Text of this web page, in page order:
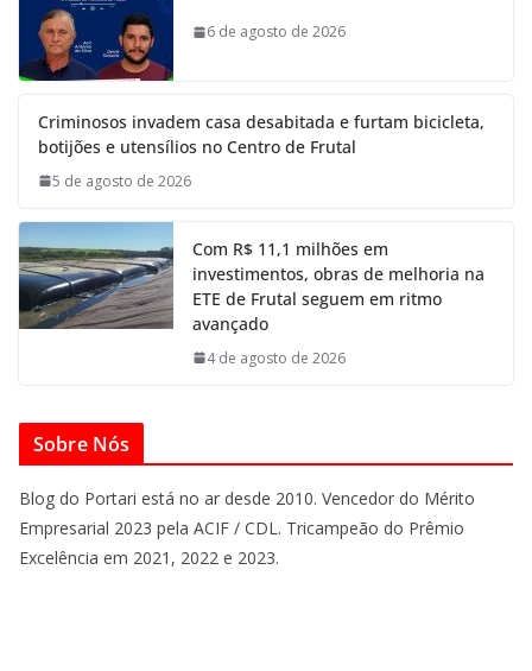
6 de agosto de 2026
Criminosos invadem casa desabitada e furtam bicicleta,
botijões e utensílios no Centro de Frutal
5 de agosto de 2026
Com R$ 11,1 milhões em
investimentos, obras de melhoria na
ETE de Frutal seguem em ritmo
avançado
4 de agosto de 2026
Sobre Nós
Blog do Portari está no ar desde 2010. Vencedor do Mérito
Empresarial 2023 pela ACIF / CDL. Tricampeão do Prêmio
Excelência em 2021, 2022 e 2023.